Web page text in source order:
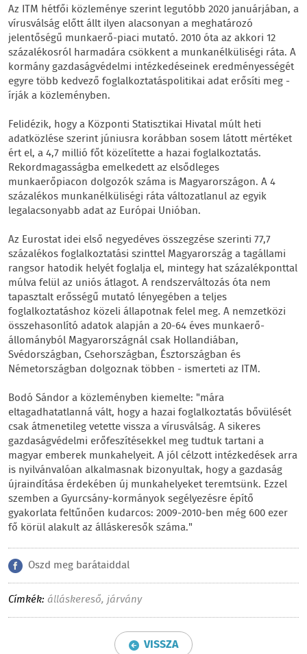
Az ITM hétfői közleménye szerint legutóbb 2020 januárjában, a
vírusválság előtt állt ilyen alacsonyan a meghatározó
jelentőségű munkaerő-piaci mutató. 2010 óta az akkori 12
százalékosról harmadára csökkent a munkanélküliségi ráta. A
kormány gazdaságvédelmi intézkedéseinek eredményességét
egyre több kedvező foglalkoztatáspolitikai adat erősíti meg -
írják a közleményben.
Felidézik, hogy a Központi Statisztikai Hivatal múlt heti
adatközlése szerint júniusra korábban sosem látott mértéket
ért el, a 4,7 millió főt közelítette a hazai foglalkoztatás.
Rekordmagasságba emelkedett az elsődleges
munkaerőpiacon dolgozók száma is Magyarországon. A 4
százalékos munkanélküliségi ráta változatlanul az egyik
legalacsonyabb adat az Európai Unióban.
Az Eurostat idei első negyedéves összegzése szerinti 77,7
százalékos foglalkoztatási szinttel Magyarország a tagállami
rangsor hatodik helyét foglalja el, mintegy hat százalékponttal
múlva felül az uniós átlagot. A rendszerváltozás óta nem
tapasztalt erősségű mutató lényegében a teljes
foglalkoztatáshoz közeli állapotnak felel meg. A nemzetközi
összehasonlító adatok alapján a 20-64 éves munkaerő-
állományból Magyarországnál csak Hollandiában,
Svédországban, Csehországban, Észtországban és
Németországban dolgoznak többen - ismerteti az ITM.
Bodó Sándor a közleményben kiemelte: "mára
eltagadhatatlanná vált, hogy a hazai foglalkoztatás bővülését
csak átmenetileg vetette vissza a vírusválság. A sikeres
gazdaságvédelmi erőfeszítésekkel meg tudtuk tartani a
magyar emberek munkahelyeit. A jól célzott intézkedések arra
is nyilvánvalóan alkalmasnak bizonyultak, hogy a gazdaság
újraindítása érdekében új munkahelyeket teremtsünk. Ezzel
szemben a Gyurcsány-kormányok segélyezésre építő
gyakorlata feltűnően kudarcos: 2009-2010-ben még 600 ezer
fő körül alakult az álláskeresők száma."
Oszd meg barátaiddal
Címkék: álláskereső, járvány
VISSZA